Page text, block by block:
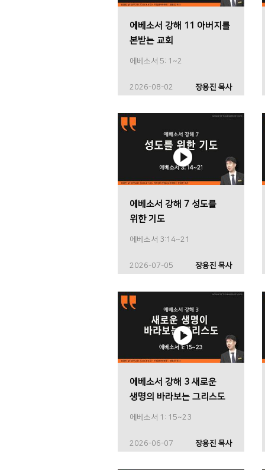
에베소서 강해 11 아버지를
본받는 교회
에베소서 5: 1~2
2026-08-02 장용진 목사
에베소서 강해 7 성도를
위한 기도
에베소서 3:14~21
2026-07-05 장용진 목사
에베소서 강해 3 새로운
생명의 바라보는 그리스도
에베소서 1: 15~23
2026-06-07 장용진 목사